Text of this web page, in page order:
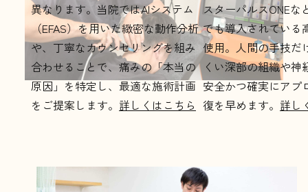
異なります。当院ではAIシステム
（EFAS）を用いた緻密な動作分析
や、丁寧なカウンセリングを組み
合わせることで、痛みの「本当の
原因」を特定し、最適な施術計画
をご提案します。 詳しくはこちら
スターパルスONEな
でも導入されている
使用。人間の手技だ
くい深部の組織や神
安全かつ確実にアプ
復を早めます。 詳し